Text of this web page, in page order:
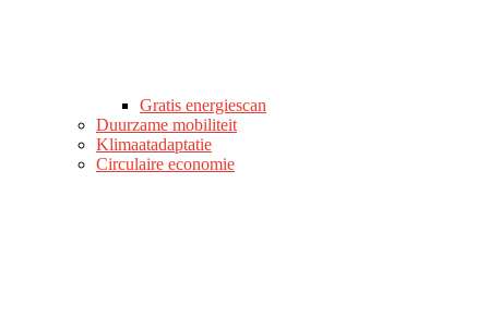
Gratis energiescan
Duurzame mobiliteit
Klimaatadaptatie
Circulaire economie